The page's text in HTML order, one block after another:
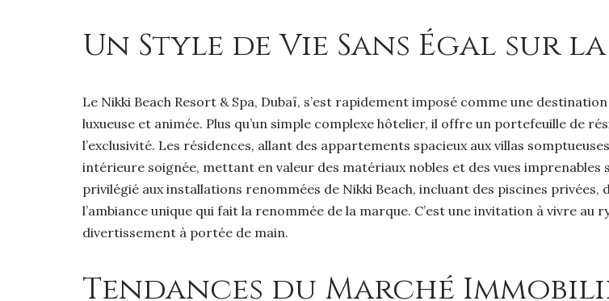
Un Style de Vie Sans Égal sur
Le Nikki Beach Resort & Spa, Dubaï, s’est rapidement imposé comme une
luxueuse et animée. Plus qu’un simple complexe hôtelier, il offre un portefeuille de
l’exclusivité. Les résidences, allant des appartements spacieux aux villas
intérieure soignée, mettant en valeur des matériaux nobles et des vues
privilégié aux installations renommées de Nikki Beach, incluant des piscines
l’ambiance unique qui fait la renommée de la marque. C’est une invitation à vivre
divertissement à portée de main.
Tendances du Marché